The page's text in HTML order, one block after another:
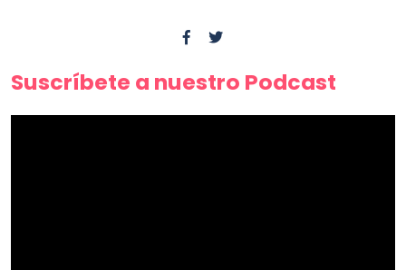
Suscríbete a nuestro Podcast